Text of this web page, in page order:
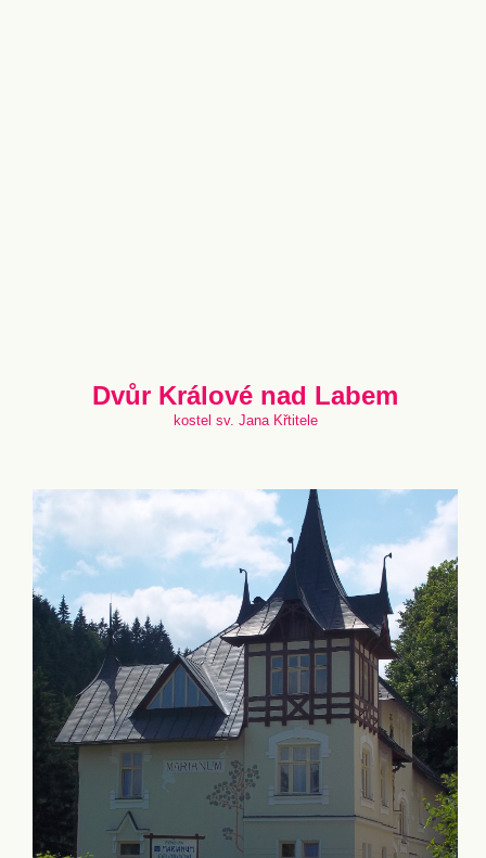
Dvůr Králové nad Labem
kostel sv. Jana Křtitele